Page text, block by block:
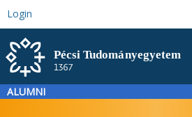
Ugrás
tartalomra
Login
ALUMNI